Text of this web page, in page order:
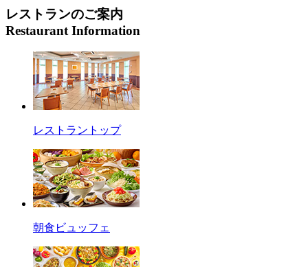
レストランのご案内
Restaurant Information
レストラントップ
朝食ビュッフェ